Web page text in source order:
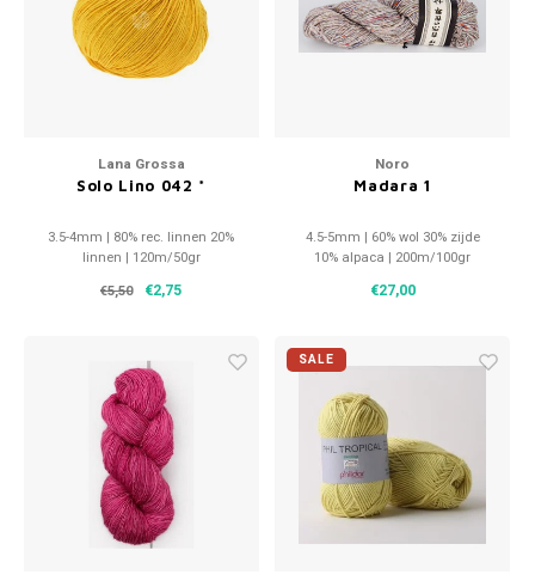
Per
Spelden en vastmaken
Overige fournituren
Lana Grossa
Solo Lino 042 *
3.5-4mm | 80% rec. linnen 20%
linnen | 120m/50gr
€5,50
€2,75
Noro
Madara 1
4.5-5mm | 60% wol 30% zijde
10% alpaca | 200m/100gr
€27,00
SALE